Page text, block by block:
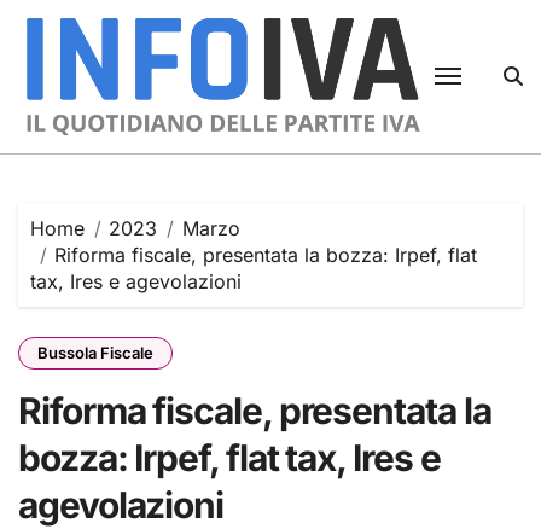
Skip
Home 2023
Marzo
Riforma fiscale, presentata la bozza: Irpef, flat
tax, Ires e agevolazioni
Bussola Fiscale
Riforma fiscale, presentata la
bozza: Irpef, flat tax, Ires e
agevolazioni